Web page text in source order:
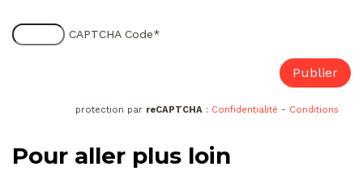
CAPTCHA Code*
protection par reCAPTCHA : Confidentialité - Conditions
Pour aller plus loin